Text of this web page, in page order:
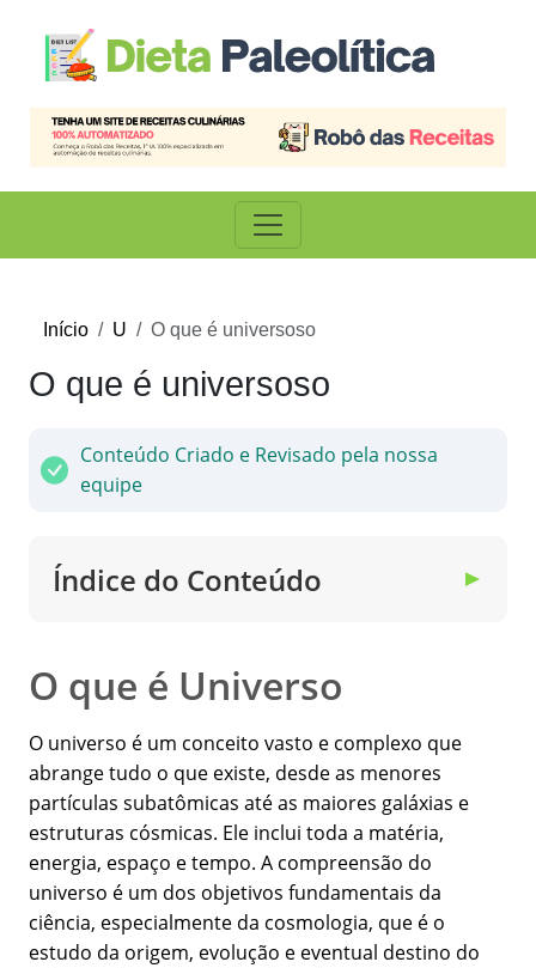
Início U O que é universoso
O que é universoso
Conteúdo Criado e Revisado pela nossa
equipe
Índice do Conteúdo ▼
O que é Universo
O universo é um conceito vasto e complexo que
abrange tudo o que existe, desde as menores
partículas subatômicas até as maiores galáxias e
estruturas cósmicas. Ele inclui toda a matéria,
energia, espaço e tempo. A compreensão do
universo é um dos objetivos fundamentais da
ciência, especialmente da cosmologia, que é o
estudo da origem, evolução e eventual destino do